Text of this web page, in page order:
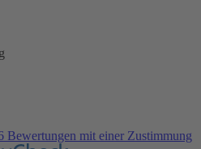
Bewertungen mit einer Zustimmung